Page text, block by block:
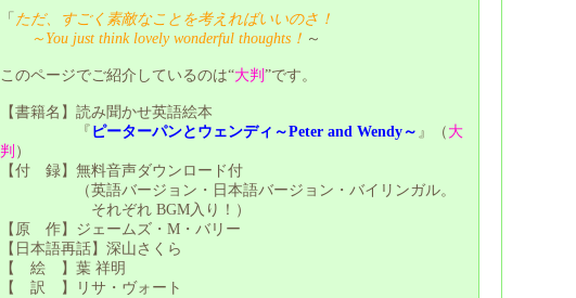
「 ただ、すごく素敵なことを考えればいいのさ！
～You just think lovely wonderful thoughts！ ～
このページでご紹介しているのは“大判 ”です。
【書籍名】読み聞かせ英語絵本
『 ピーターパンとウェンディ～Peter and Wendy～ 』（ 大
判 ）
【付 録】無料音声ダウンロード付
（英語バージョン・日本語バージョン・バイリンガル。
それぞれ BGM入り！）
【原 作】ジェームズ・M・バリー
【日本語再話】深山さくら
【 絵 】葉 祥明
【 訳 】リサ・ヴォート